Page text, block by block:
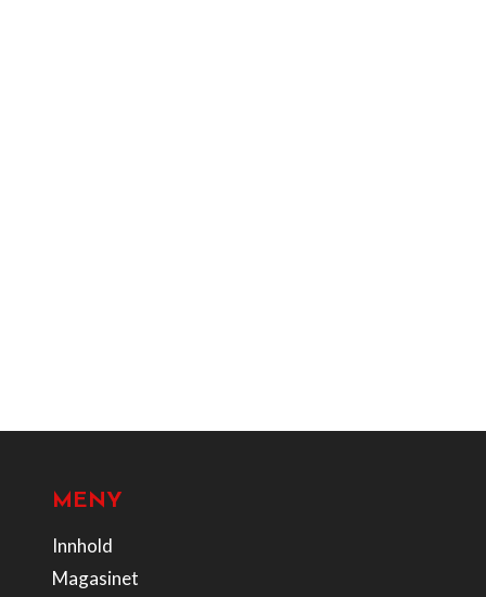
MENY
Innhold
Magasinet